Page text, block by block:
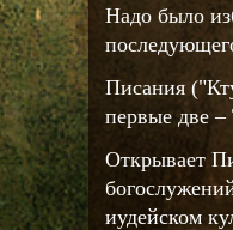
Надо было
Писания
первые две
Открывает
иудейском